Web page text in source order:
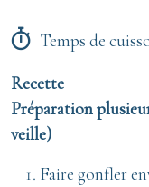
Temps de
Recette
Préparation
veille)
Faire gonfler